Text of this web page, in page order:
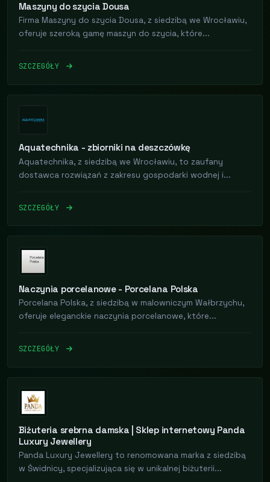
Maszyny do szycia Dousa
Firma Maszyny do szycia Dousa, z siedzibą we Wrocławiu,
oferuje szeroką gamę maszyn do szycia, które...
SZCZEGÓŁY
Aquatechnika - zbiorniki na deszczówkę
Aquatechnika, z siedzibą we Wrocławiu, to zaufany
dostawca rozwiązań z zakresu gospodarki wodnej i...
SZCZEGÓŁY
Naczynia porcelanowe - Porcelana Polska
Porcelana Polska, z siedzibą w malowniczym Wałbrzychu,
oferuje eleganckie naczynia porcelanowe, które...
SZCZEGÓŁY
Biżuteria srebrna damska | Sklep internetowy Panda
Luxury Jewellery
Panda Luxury Jewellery to renomowana marka z siedzibą
w Świdnicy, specjalizująca się w unikalnej biżuterii...